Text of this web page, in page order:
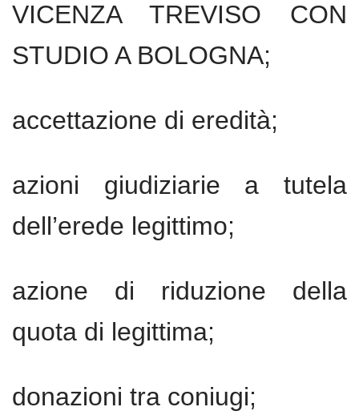
VICENZA TREVISO CON
STUDIO A BOLOGNA;
accettazione di eredità;
azioni giudiziarie a tutela
dell’erede legittimo;
azione di riduzione della
quota di legittima;
donazioni tra coniugi;